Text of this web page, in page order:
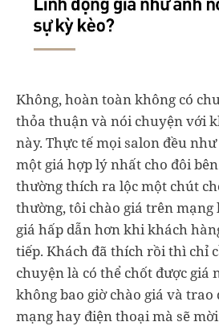
Không, hoàn toàn không có
thỏa thuận và nói chuyện với
này. Thực tế mọi salon đều
một giá hợp lý nhất cho đôi
thường thích ra lộc một chút
thường, tôi chào giá trên mạng
giá hấp dẫn hơn khi khách
tiếp. Khách đã thích rồi thì chỉ
chuyện là có thể chốt được giá
không bao giờ chào giá và trao
mạng hay điện thoại mà sẽ